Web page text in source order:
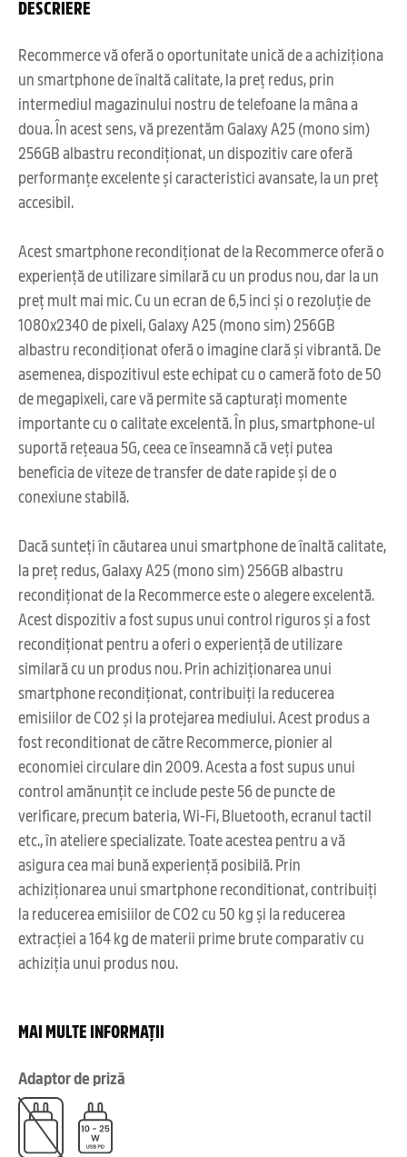
DESCRIERE
Recommerce vă oferă o oportunitate unică de a achiziționa
un smartphone de înaltă calitate, la preț redus, prin
intermediul magazinului nostru de telefoane la mâna a
doua. În acest sens, vă prezentăm Galaxy A25 (mono sim)
256GB albastru recondiționat, un dispozitiv care oferă
performanțe excelente și caracteristici avansate, la un preț
accesibil.
Acest smartphone recondiționat de la Recommerce oferă o
experiență de utilizare similară cu un produs nou, dar la un
preț mult mai mic. Cu un ecran de 6,5 inci și o rezoluție de
1080x2340 de pixeli, Galaxy A25 (mono sim) 256GB
albastru recondiționat oferă o imagine clară și vibrantă. De
asemenea, dispozitivul este echipat cu o cameră foto de 50
de megapixeli, care vă permite să capturați momente
importante cu o calitate excelentă. În plus, smartphone-ul
suportă rețeaua 5G, ceea ce înseamnă că veți putea
beneficia de viteze de transfer de date rapide și de o
conexiune stabilă.
Dacă sunteți în căutarea unui smartphone de înaltă calitate,
la preț redus, Galaxy A25 (mono sim) 256GB albastru
recondiționat de la Recommerce este o alegere excelentă.
Acest dispozitiv a fost supus unui control riguros și a fost
recondiționat pentru a oferi o experiență de utilizare
similară cu un produs nou. Prin achiziționarea unui
smartphone recondiționat, contribuiți la reducerea
emisiilor de CO2 și la protejarea mediului. Acest produs a
fost reconditionat de către Recommerce, pionier al
economiei circulare din 2009. Acesta a fost supus unui
control amănunțit ce include peste 56 de puncte de
verificare, precum bateria, Wi-Fi, Bluetooth, ecranul tactil
etc., în ateliere specializate. Toate acestea pentru a vă
asigura cea mai bună experiență posibilă. Prin
achiziționarea unui smartphone reconditionat, contribuiți
la reducerea emisiilor de CO2 cu 50 kg și la reducerea
extracției a 164 kg de materii prime brute comparativ cu
achiziția unui produs nou.
MAI MULTE INFORMAȚII
Adaptor de priză